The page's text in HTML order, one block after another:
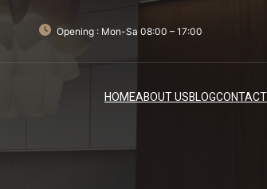
Opening : Mon-Sa 08:00 – 17:00
HOMEABOUT USBLOGCONTACT